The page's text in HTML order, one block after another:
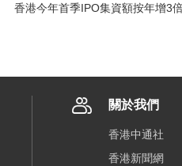
香港今年首季IPO集資額按年增3
關於我們
香港中通社
香港新聞網